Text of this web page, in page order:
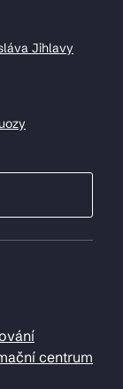
Jihlavy
centrum